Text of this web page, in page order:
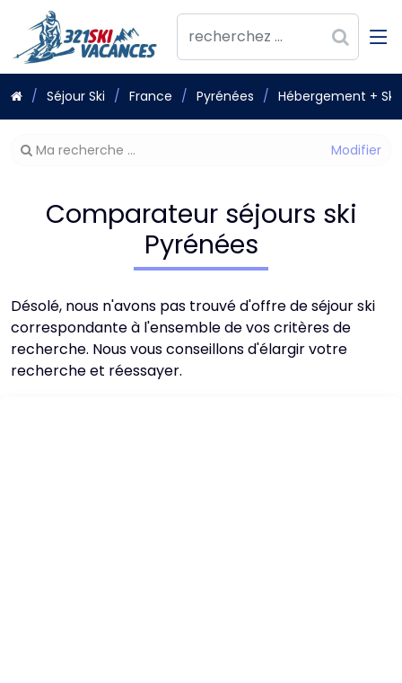
Séjour Ski France Pyrénées Hébergement +
Modifier
Ma recherche ...
Comparateur séjours ski
Pyrénées
Désolé, nous n'avons pas trouvé d'offre de séjour ski
correspondante à l'ensemble de vos critères de
recherche. Nous vous conseillons d'élargir votre
recherche et réessayer.